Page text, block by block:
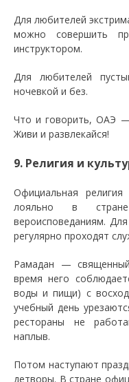
Для любителей
можно совершить
инструктором.
Для любителей
ночевкой и без.
Что и говорить, ОАЭ —
Живи и развлекайся!
9. Религия и
Официальная
лояльно в
вероисповеданиям.
регулярно проходят
Рамадан —
время него
воды и пищи) с
учебный день
рестораны не
наплыв.
Потом наступают
детворы. В стране